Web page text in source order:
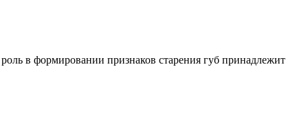
в формировании признаков старения губ принадлежит